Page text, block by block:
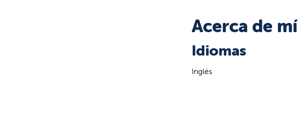
Acerca de mí
Idiomas
Inglés